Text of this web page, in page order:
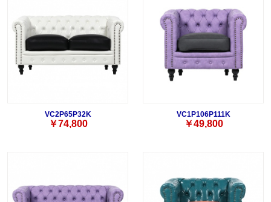
VC2P65P32K
￥74,800
VC1P106P111K
￥49,800